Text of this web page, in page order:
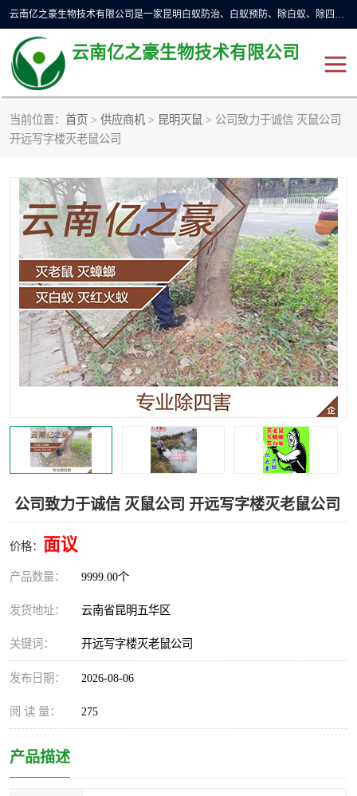
云南亿之豪生物技术有限公司是一家昆明白蚁防治、白蚁预防、除白蚁、除四害、灭蟑螂、消毒等业务的公司，公司致力于诚信经营、科技良好、讲究信誉、造福社会的理念，坚持走技术化、服务统一化,竭诚以优良的施工质量、主动的跟进服务、的管理经验，以诚信取于社会，立足于社会。
云南亿之豪生物技术有限公司
当前位置： 首页 > 供应商机 > 昆明灭鼠 > 公司致力于诚信 灭鼠公司
开远写字楼灭老鼠公司
公司致力于诚信 灭鼠公司 开远写字楼灭老鼠公司
价格： 面议
产品数量： 9999.00个
发货地址： 云南省昆明五华区
关键词： 开远写字楼灭老鼠公司
发布日期： 2026-08-06
阅 读 量： 275
产品描述
昆明灭鼠
昆明灭蟑螂 昆明杀虫
昆明除四害 昆明消杀公司
昆明消毒公司 昆明灭红火蚁公司
昆明驱蛇公司 昆明除虫除蚁